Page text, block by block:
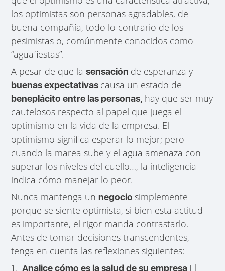
los optimistas son personas agradables, de
buena compañía, todo lo contrario de los
pesimistas o, comúnmente conocidos como
“aguafiestas”.
A pesar de que lasensación de esperanza y
buenas expectativas causa un estado de
beneplácito entre las personas, hay que ser muy
cautelosos respecto al papel que juega el
optimismo en la vida de la empresa. El
optimismo significa esperar lo mejor; pero
cuando la marea sube y el agua amenaza con
superar los niveles del cuello…, la inteligencia
indica cómo manejar lo peor.
Nunca mantenga unnegociosimplemente
porque se siente optimista, si bien esta actitud
es importante, el rigor manda contrastarlo.
Antes de tomar decisiones transcendentes,
tenga en cuenta las reflexiones siguientes:
Analice cómo es la salud de su empresa El